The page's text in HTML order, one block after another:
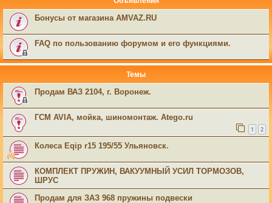
Бонусы от магазина AMVAZ.RU
FAQ по пользованию форумом и его функциями.
Темы
Продам ВАЗ 2104, г. Воронеж.
ГСМ AVIA, мойка, шиномонтаж. Atego.ru
1 2
Колеса Eqip r15 195/55 Ульяновск.
КОМПЛЕКТ ПРУЖИН, ВАКУУМНЫЙ УСИЛ ТОРМОЗОВ,
ШРУС
Продам для ЗАЗ 968 пружины подвески